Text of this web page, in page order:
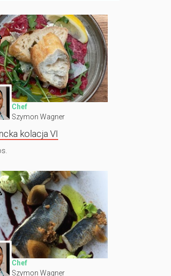
Chef
Szymon Wagner
kolacja VI
Chef
Szymon Wagner